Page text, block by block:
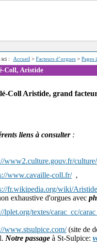
ici : Accueil > Facteurs d’orgues >
Coll, Aristide
Coll Aristide, grand
liens à consulter :
www2.culture.gouv.fr/
www.cavaille-coll.fr/,
fr.wikipedia.org/wiki/
exhaustive d'orgues avec
lplet.org/textes/carac_cc/
www.stsulpice.com/(site de
Notre passage à St-Sulpice: